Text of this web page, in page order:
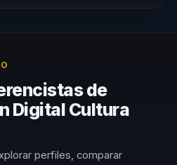
de
Digital Cultura
perfiles, comparar